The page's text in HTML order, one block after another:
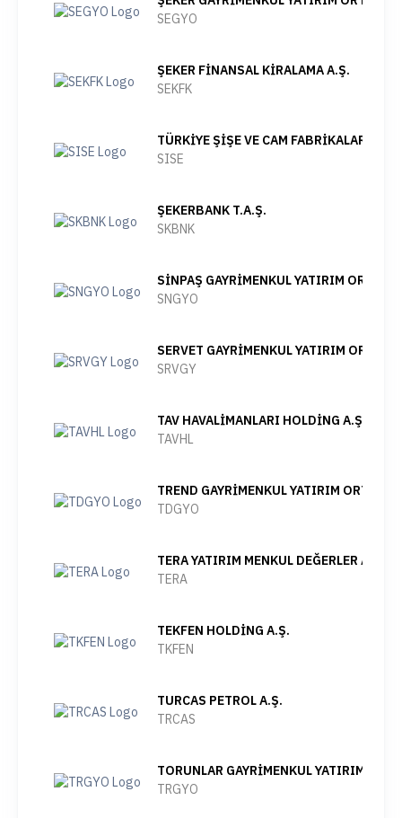
SEGYO
ŞEKER FİNANSAL KİRALAMA A.Ş.
SEKFK
TÜRKİYE ŞİŞE VE CAM FABRİKALARI A.Ş.
SISE
ŞEKERBANK T.A.Ş.
SKBNK
SİNPAŞ GAYRİMENKUL YATIRIM
SNGYO
SERVET GAYRİMENKUL YATIRIM
SRVGY
TAV HAVALİMANLARI HOLDİNG A.Ş.
TAVHL
TREND GAYRİMENKUL YATIRIM
TDGYO
TERA YATIRIM MENKUL DEĞERLER A.Ş.
TERA
TEKFEN HOLDİNG A.Ş.
TKFEN
TURCAS PETROL A.Ş.
TRCAS
TORUNLAR GAYRİMENKUL YATIRIM
TRGYO